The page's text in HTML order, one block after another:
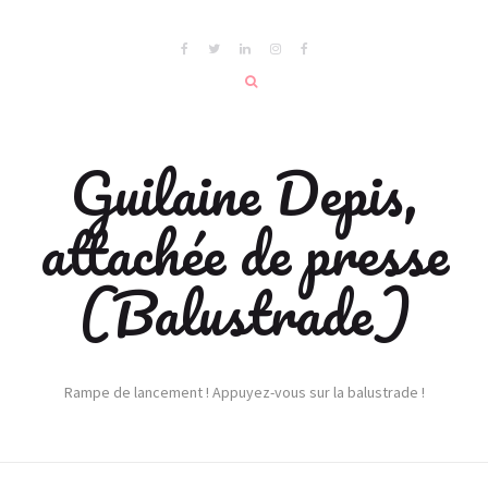
Guilaine Depis,
attachée de presse
(Balustrade)
Rampe de lancement ! Appuyez-vous sur la balustrade !